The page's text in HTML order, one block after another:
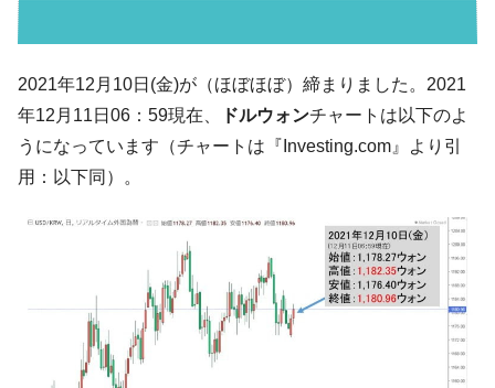
韓国「2026年07月の輸出入」絶好調。半導
体だけで410億ドル、輸出全体の41％もある
や、若者に起業させよう」⇒ どんな雇用対策だソレ。
ル。外平債の発行「19.4億ドル」
韓国「ここは北朝鮮なのか。選管がサーバ
ーにウソのデータを入力したのは明白だ」
『Money1』
韓国･李在明さっそく不動産対策で浅薄な発
『Money1』
韓国は「中国と同じく」投資に不適格な国
2021年12月10日(金)が（ほぼほぼ）締まりました。2021
年12月11日06：59現在、
ドルウォンチャートは以下のよ
うになっています（チャートは『Investing.com』より引
用：以下同）。